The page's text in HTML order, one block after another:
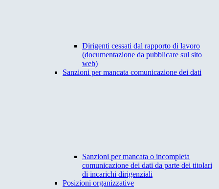
Dirigenti cessati dal rapporto di lavoro
(documentazione da pubblicare sul sito
web)
Sanzioni per mancata comunicazione dei dati
Sanzioni per mancata o incompleta
comunicazione dei dati da parte dei titolari
di incarichi dirigenziali
Posizioni organizzative